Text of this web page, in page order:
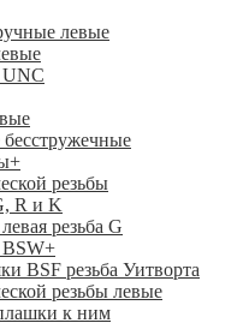
левые
+
резьбы
R и K
резьба G
+
BSF резьба Уитворта
резьбы левые
к ним